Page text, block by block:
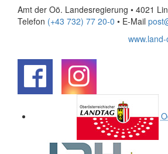
Amt der Oö. Landesregierung • 4021
Telefon (+43 732) 77 20-0 • E-Mail